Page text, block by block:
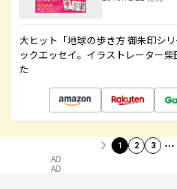
大ヒット「地球の歩き方 御朱印シ
ックエッセイ。イラストレーター
た
1 2 3 …
AD
AD